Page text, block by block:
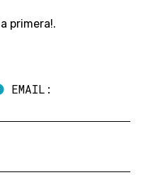
primera!.
EMAIL: